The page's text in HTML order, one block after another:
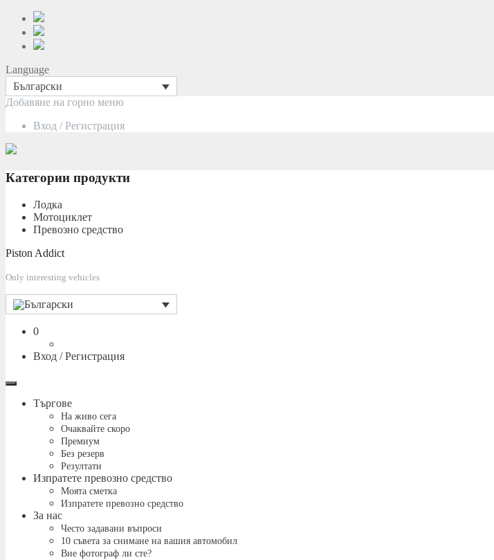
Language
Български
Преминаване
съдържанието
Добавяне на горно меню
Вход / Регистрация
Категории продукти
Лодка
Мотоциклет
Превозно средство
Piston Addict
Only interesting vehicles
Количка
0
Вход / Регистрация
Меню
Търгове
На живо сега
Очаквайте скоро
Премиум
Без резерв
Резултати
Изпратете превозно средство
Моята сметка
Изпратете превозно средство
За нас
Често задавани въпроси
10 съвета за снимане на вашия автомобил
Вие фотограф ли сте?